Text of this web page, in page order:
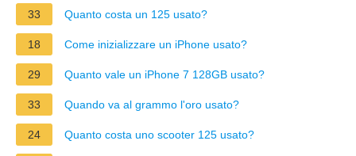
33 Quanto costa un 125 usato?
18 Come inizializzare un iPhone usato?
29 Quanto vale un iPhone 7 128GB usato?
33 Quando va al grammo l'oro usato?
24 Quanto costa uno scooter 125 usato?